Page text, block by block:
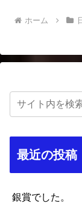
ホーム
最近の投稿
銀賞でした。